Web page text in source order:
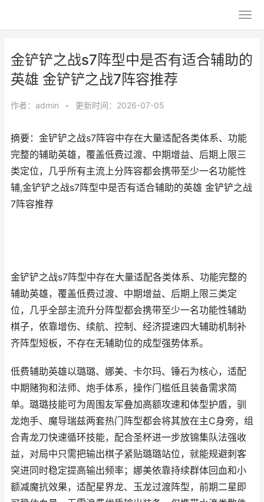
金铲铲之战s7阵型中是否有适合辅助的
英雄 金铲铲之战7阵容推荐
作者： admin • 更新时间：2026-07-05
摘要：金铲铲之战s7阵容中存在大量适配各类体系、功能
完整的辅助英雄，覆盖低费过渡、中期增益、后期上限三
类定位，几乎所有主流上分阵容都会携带至少一名功能性
辅,金铲铲之战s7阵型中是否有适合辅助的英雄 金铲铲之战
7阵容推荐
金铲铲之战s7阵型中存在大量适配各类体系、功能完整的
辅助英雄，覆盖低费过渡、中期增益、后期上限三类定
位，几乎全部主流升分阵型都会携带至少一名功能性辅助
棋子，依靠增伤、续航、控制、经济提速四大辅助机制补
齐阵型短板，不存在无辅助位的成型强势体系。
低费辅助英雄以璐璐、娜美、卡尔玛、锤石为核心，适配
中期赌狗和法师、炮手体系，操作门槛低且装备需求简
单。璐璐技能可为周围友军叠加高额攻速和体型护盾，驯
龙炮手、魔导瑞兹两套热门阵型都会将其放在主C身旁，组
合青龙刀快速循环技能，配合圣杯进一步放锦集队法强收
益，对局中只需把输出棋子紧贴璐璐站位，就能规避刺客
突进同时稳定提高输出频率；娜美依靠持续群体回血和小
额减魔抗效果，适配星界龙、玉龙过渡阵型，前期二星即